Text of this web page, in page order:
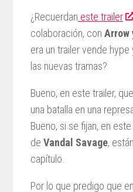
¿Recuerdan este trailer
colaboración, con Arrow
era un trailer vende
las nuevas tramas?
Bueno, en este trailer,
una batalla en una
Bueno, si se fijan, en
de Vandal Savage,
capítulo.
Por lo que predigo que